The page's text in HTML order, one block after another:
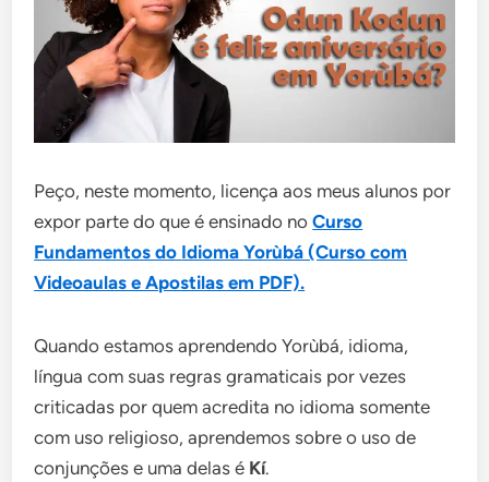
Peço, neste momento, licença aos meus alunos por
expor parte do que é ensinado noCurso
Fundamentos do IdiomaYorùbá (Curso com
Videoaulas e Apostilas em PDF).
Quando estamos aprendendo Yorùbá, idioma,
língua com suas regras gramaticais por vezes
criticadas por quem acredita no idioma somente
com uso religioso, aprendemos sobre o uso de
conjunções e uma delas é Kí.